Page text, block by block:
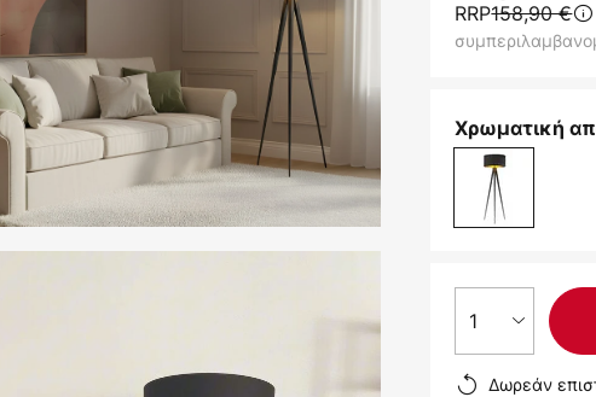
RRP158,90 €
Χρωματική
1
Δωρεάν